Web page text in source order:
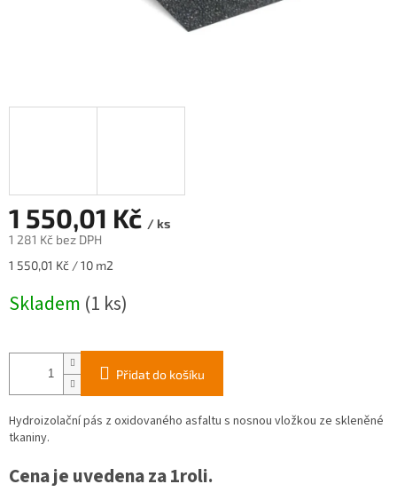
1 550,01 Kč / ks
1 281 Kč bez DPH
Měrná
1 550,01 Kč / 10 m2
Skladem (1 ks)
Přidat do košíku
Hydroizolační pás z oxidovaného asfaltu s nosnou vložkou ze skleněné
tkaniny.
Cena je uvedena za 1roli.